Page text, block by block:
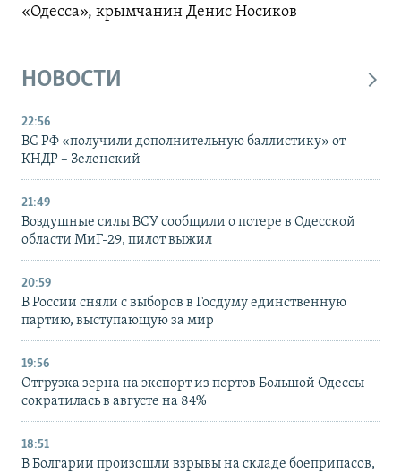
«Одесса», крымчанин Денис Носиков
НОВОСТИ
22:56
ВС РФ «получили дополнительную баллистику» от
КНДР – Зеленский
21:49
Воздушные силы ВСУ сообщили о потере в Одесской
области МиГ-29, пилот выжил
20:59
В России сняли с выборов в Госдуму единственную
партию, выступающую за мир
19:56
Отгрузка зерна на экспорт из портов Большой Одессы
сократилась в августе на 84%
18:51
В Болгарии произошли взрывы на складе боеприпасов,